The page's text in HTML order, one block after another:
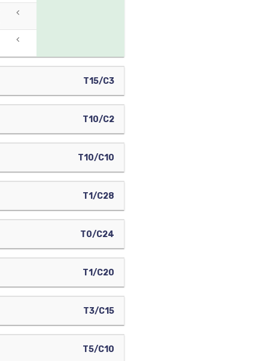
T15/C3
T10/C2
T10/C10
T1/C28
T0/C24
T1/C20
T3/C15
T5/C10